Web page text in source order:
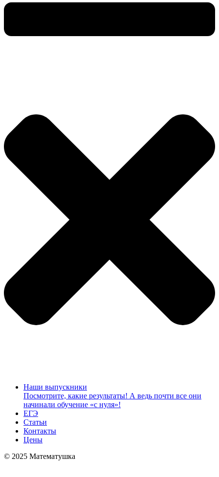
Наши выпускники
Посмотрите, какие результаты! А ведь почти все они
начинали обучение «с нуля»!
ЕГЭ
Статьи
Контакты
Цены
© 2025 Математушка